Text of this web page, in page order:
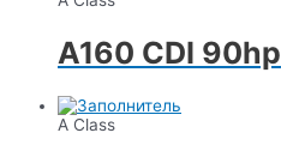
A160 CDI 90hp
A Class